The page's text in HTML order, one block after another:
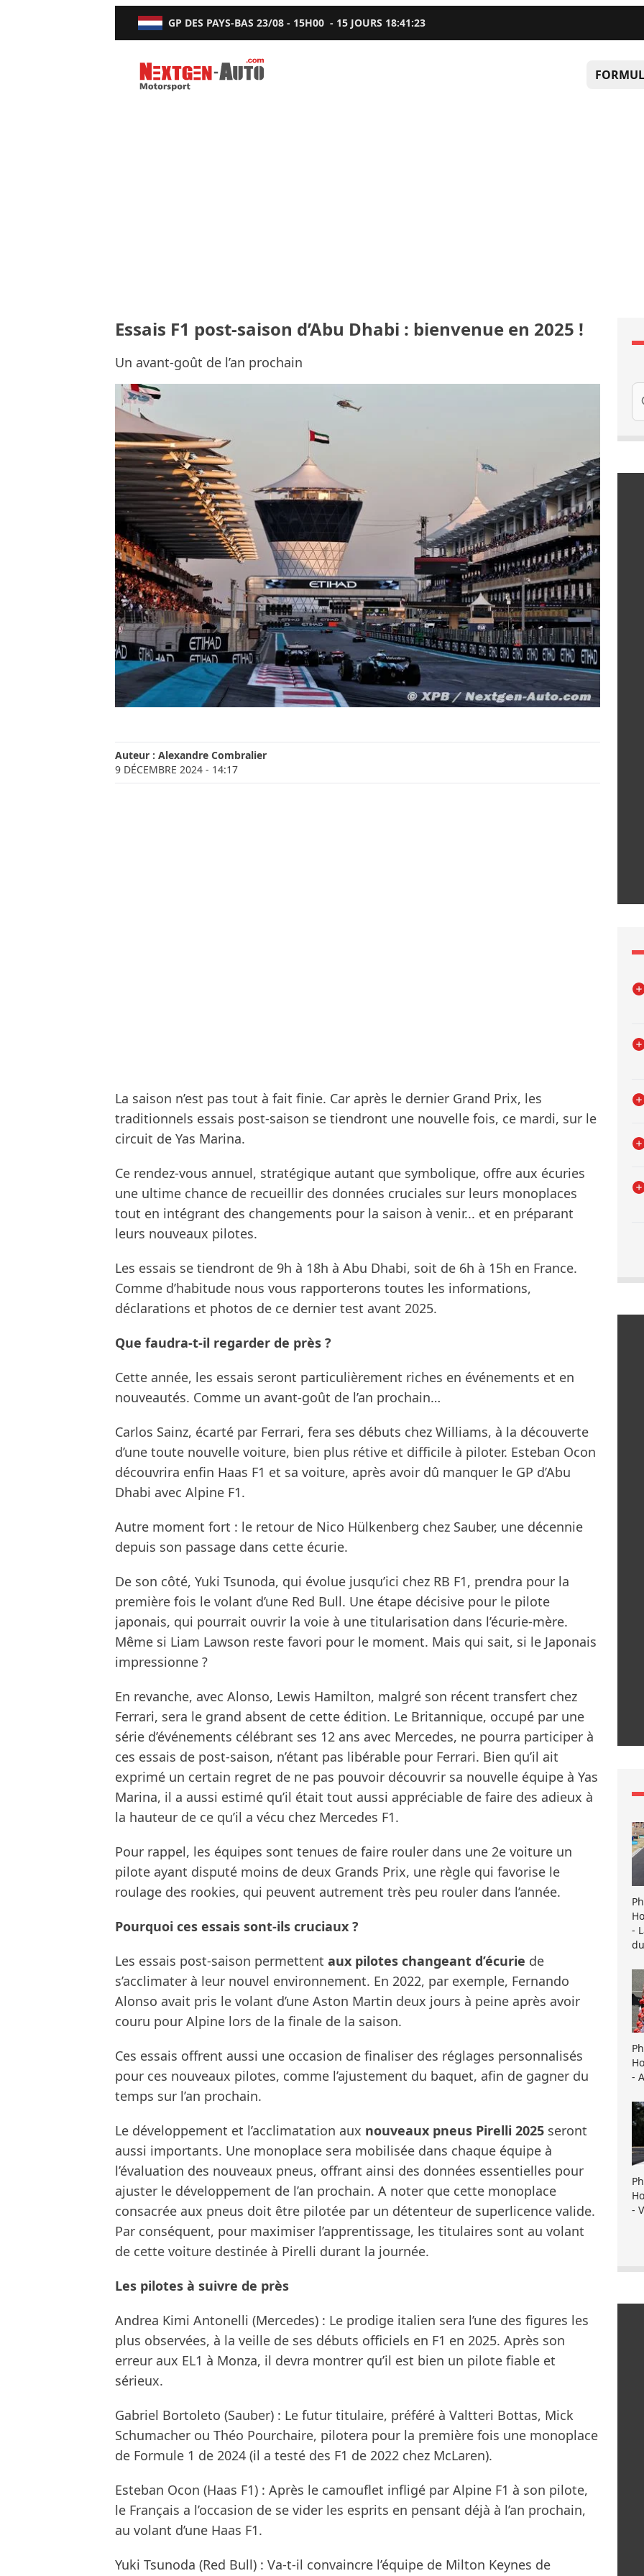
GP DES PAYS-BAS 23/08 - 15H00 - 15 JOURS 18:41:22
Nextgen-Auto.com
Essais F1 post-saison d’Abu Dhabi : bienvenue en 2025 !
Un avant-goût de l’an prochain
Auteur : Alexandre Combralier
9 DÉCEMBRE 2024 - 14:17
La saison n’est pas tout à fait finie. Car après le dernier Grand Prix, les
traditionnels essais post-saison se tiendront une nouvelle fois, ce mardi, sur le
circuit de Yas Marina.
Ce rendez-vous annuel, stratégique autant que symbolique, offre aux écuries
une ultime chance de recueillir des données cruciales sur leurs monoplaces
tout en intégrant des changements pour la saison à venir... et en préparant
leurs nouveaux pilotes.
Les essais se tiendront de 9h à 18h à Abu Dhabi, soit de 6h à 15h en France.
Comme d’habitude nous vous rapporterons toutes les informations,
déclarations et photos de ce dernier test avant 2025.
Que faudra-t-il regarder de près ?
Cette année, les essais seront particulièrement riches en événements et en
nouveautés. Comme un avant-goût de l’an prochain…
Carlos Sainz, écarté par Ferrari, fera ses débuts chez Williams, à la découverte
d’une toute nouvelle voiture, bien plus rétive et difficile à piloter. Esteban Ocon
découvrira enfin Haas F1 et sa voiture, après avoir dû manquer le GP d’Abu
Dhabi avec Alpine F1.
Autre moment fort : le retour de Nico Hülkenberg chez Sauber, une décennie
depuis son passage dans cette écurie.
De son côté, Yuki Tsunoda, qui évolue jusqu’ici chez RB F1, prendra pour la
première fois le volant d’une Red Bull. Une étape décisive pour le pilote
japonais, qui pourrait ouvrir la voie à une titularisation dans l’écurie-mère.
Même si Liam Lawson reste favori pour le moment. Mais qui sait, si le Japonais
impressionne ?
En revanche, avec Alonso, Lewis Hamilton, malgré son récent transfert chez
Ferrari, sera le grand absent de cette édition. Le Britannique, occupé par une
série d’événements célébrant ses 12 ans avec Mercedes, ne pourra participer à
ces essais de post-saison, n’étant pas libérable pour Ferrari. Bien qu’il ait
exprimé un certain regret de ne pas pouvoir découvrir sa nouvelle équipe à Yas
Marina, il a aussi estimé qu’il était tout aussi appréciable de faire des adieux à
la hauteur de ce qu’il a vécu chez Mercedes F1.
Pour rappel, les équipes sont tenues de faire rouler dans une 2e voiture un
pilote ayant disputé moins de deux Grands Prix, une règle qui favorise le
roulage des rookies, qui peuvent autrement très peu rouler dans l’année.
Pourquoi ces essais sont-ils cruciaux ?
Les essais post-saison permettent aux pilotes changeant d’écurie de
s’acclimater à leur nouvel environnement. En 2022, par exemple, Fernando
Alonso avait pris le volant d’une Aston Martin deux jours à peine après avoir
couru pour Alpine lors de la finale de la saison.
Ces essais offrent aussi une occasion de finaliser des réglages personnalisés
pour ces nouveaux pilotes, comme l’ajustement du baquet, afin de gagner du
temps sur l’an prochain.
Le développement et l’acclimatation aux nouveaux pneus Pirelli 2025 seront
aussi importants. Une monoplace sera mobilisée dans chaque équipe à
l’évaluation des nouveaux pneus, offrant ainsi des données essentielles pour
ajuster le développement de l’an prochain. A noter que cette monoplace
consacrée aux pneus doit être pilotée par un détenteur de superlicence valide.
Par conséquent, pour maximiser l’apprentissage, les titulaires sont au volant
de cette voiture destinée à Pirelli durant la journée.
Les pilotes à suivre de près
Andrea Kimi Antonelli (Mercedes) : Le prodige italien sera l’une des figures les
plus observées, à la veille de ses débuts officiels en F1 en 2025. Après son
erreur aux EL1 à Monza, il devra montrer qu’il est bien un pilote fiable et
sérieux.
Gabriel Bortoleto (Sauber) : Le futur titulaire, préféré à Valtteri Bottas, Mick
Schumacher ou Théo Pourchaire, pilotera pour la première fois une monoplace
de Formule 1 de 2024 (il a testé des F1 de 2022 chez McLaren).
Esteban Ocon (Haas F1) : Après le camouflet infligé par Alpine F1 à son pilote,
le Français a l’occasion de se vider les esprits en pensant déjà à l’an prochain,
au volant d’une Haas F1.
Yuki Tsunoda (Red Bull) : Va-t-il convaincre l’équipe de Milton Keynes de
-
-
-